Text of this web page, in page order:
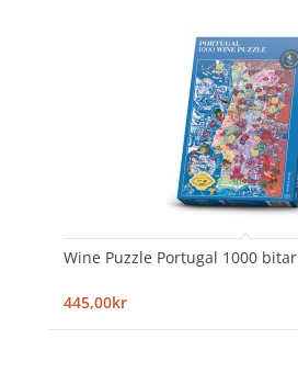
Wine Puzzle Portugal 1000 bitar
445,00kr